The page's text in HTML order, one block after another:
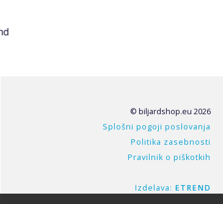
© biljardshop.eu 2026
Splošni pogoji poslovanja
Politika zasebnosti
Pravilnik o piškotkih
Izdelava: ETREND